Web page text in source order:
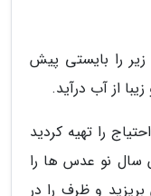
را بایستی پیش
از آب درآید.
را تهیه کردید
رسیدن سال نو عدس ها را
و ظرف را در